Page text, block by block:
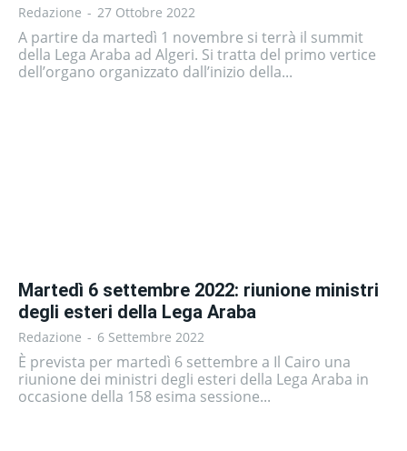
Redazione - 27 Ottobre 2022
A partire da martedì 1 novembre si terrà il summit
della Lega Araba ad Algeri. Si tratta del primo vertice
dell’organo organizzato dall’inizio della...
Martedì 6 settembre 2022: riunione ministri
degli esteri della Lega Araba
Redazione - 6 Settembre 2022
È prevista per martedì 6 settembre a Il Cairo una
riunione dei ministri degli esteri della Lega Araba in
occasione della 158 esima sessione...